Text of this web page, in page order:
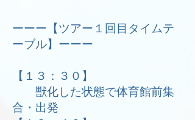
ーーー【ツアー１回目タイムテ
ーブル】ーーー
【１３：３０】
獣化した状態で体育館前集
合・出発